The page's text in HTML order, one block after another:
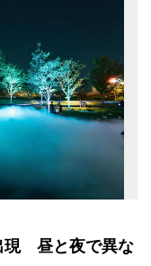
現 昼と夜で異な